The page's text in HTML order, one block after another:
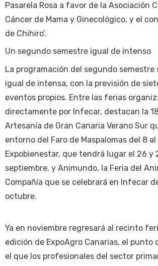
Pasarela Rosa a favor de la Asociación
Cáncer de Mama y Ginecológico, y el
de Chihiro’.
Un segundo semestre igual de intenso
La programación del segundo semestre
igual de intensa, con la previsión de
eventos propios. Entre las ferias
directamente por Infecar, destacan la
Artesanía de Gran Canaria Verano Sur
entorno del Faro de Maspalomas del 8 al
Expobienestar, que tendrá lugar el 26 y
septiembre, y Animundo, la Feria del
Compañía que se celebrará en Infecar
octubre.
Ya en noviembre regresará al recinto
edición de ExpoAgro Canarias, el punto
el que los profesionales del sector